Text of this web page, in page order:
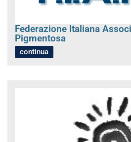
Federazione Italiana
Pigmentosa
continua